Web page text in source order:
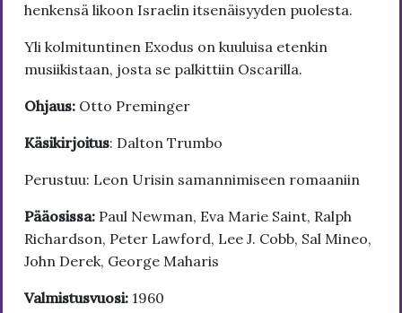
henkensä likoon Israelin itsenäisyyden puolesta.
Yli kolmituntinen Exodus on kuuluisa etenkin
musiikistaan, josta se palkittiin Oscarilla.
Ohjaus: Otto Preminger
Käsikirjoitus: Dalton Trumbo
Perustuu: Leon Urisin samannimiseen romaaniin
Pääosissa: Paul Newman, Eva Marie Saint, Ralph
Richardson, Peter Lawford, Lee J. Cobb, Sal Mineo,
John Derek, George Maharis
Valmistusvuosi: 1960